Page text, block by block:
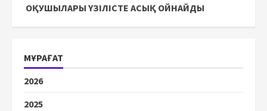
ОҚУШЫЛАРЫ ҮЗІЛІСТЕ АСЫҚ ОЙНАЙДЫ
МҰРАҒАТ
2026
2025